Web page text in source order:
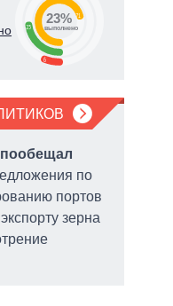
6
23
71
23%
выполнено
по
портов
зерна